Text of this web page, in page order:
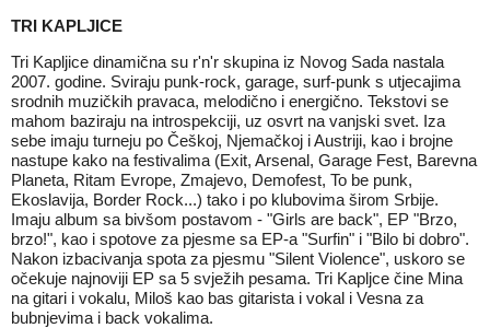
TRI KAPLJICE
Tri Kapljice dinamična su r'n'r skupina iz Novog Sada nastala
2007. godine. Sviraju punk-rock, garage, surf-punk s utjecajima
srodnih muzičkih pravaca, melodično i energično. Tekstovi se
mahom baziraju na introspekciji, uz osvrt na vanjski svet. Iza
sebe imaju turneju po Češkoj, Njemačkoj i Austriji, kao i brojne
nastupe kako na festivalima (Exit, Arsenal, Garage Fest, Barevna
Planeta, Ritam Evrope, Zmajevo, Demofest, To be punk,
Ekoslavija, Border Rock...) tako i po klubovima širom Srbije.
Imaju album sa bivšom postavom - "Girls are back", EP "Brzo,
brzo!", kao i spotove za pjesme sa EP-a "Surfin" i "Bilo bi dobro".
Nakon izbacivanja spota za pjesmu "Silent Violence", uskoro se
očekuje najnoviji EP sa 5 svježih pesama. Tri Kapljce čine Mina
na gitari i vokalu, Miloš kao bas gitarista i vokal i Vesna za
bubnjevima i back vokalima.